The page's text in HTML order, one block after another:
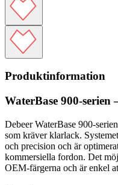
Produktinformation
WaterBase 900-serien
Debeer WaterBase 900-
som kräver klarlack.
och precision och är
kommersiella fordon. Det
OEM-färgerna och är enkel